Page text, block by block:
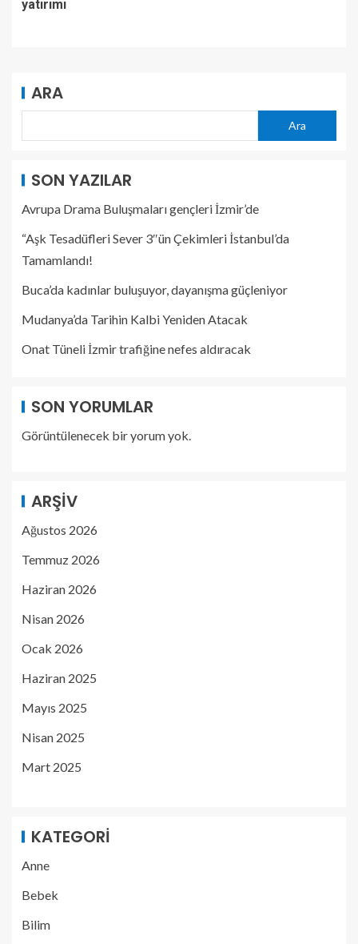
yatırımı
ARA
Ara
SON YAZILAR
Avrupa Drama Buluşmaları gençleri İzmir’de
“Aşk Tesadüfleri Sever 3″ün Çekimleri İstanbul’da
Tamamlandı!
Buca’da kadınlar buluşuyor, dayanışma güçleniyor
Mudanya’da Tarihin Kalbi Yeniden Atacak
Onat Tüneli İzmir trafiğine nefes aldıracak
SON YORUMLAR
Görüntülenecek bir yorum yok.
ARŞIV
Ağustos 2026
Temmuz 2026
Haziran 2026
Nisan 2026
Ocak 2026
Haziran 2025
Mayıs 2025
Nisan 2025
Mart 2025
KATEGORI
Anne
Bebek
Bilim